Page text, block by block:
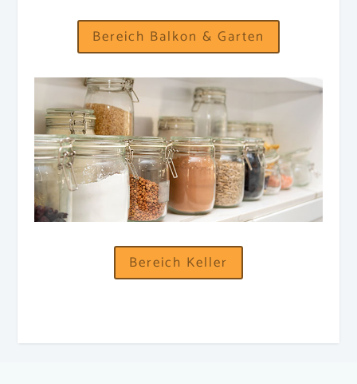
Bereich Balkon & Garten
Bereich Keller